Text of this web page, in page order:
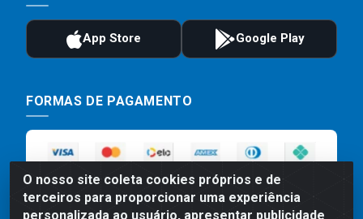
O nosso site coleta cookies próprios e de
terceiros para proporcionar uma experiência
personalizada ao usuário, apresentar publicidade
FORMAS DE PAGAMENTO